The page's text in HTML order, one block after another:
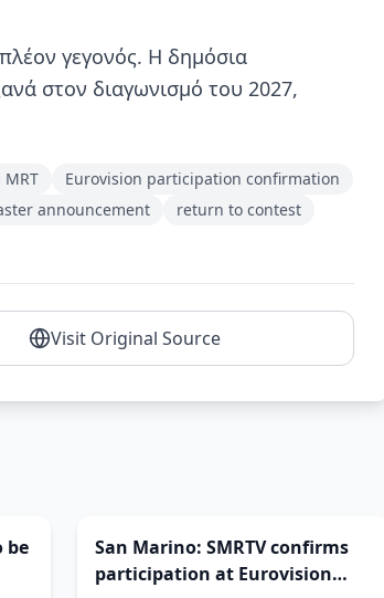
γεγονός. Η δημόσια
στον διαγωνισμό του 2027,
Eurovision participation confirmation
announcement
return to contest
Visit Original Source
be
San Marino: SMRTV confirms
participation at Eurovision